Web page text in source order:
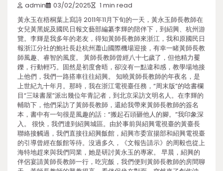
admin 03/02/2025 1 min read
黃永玉在梧桐葉上寫詩 2011年11月下旬的一天，黃永玉師長教師在
女兒黃黑妮及國民日報文藝部編纂李輝的陪伴下，到紹興、杭州游
覽。李輝是我多年的老友，得知黃師長教師來浙江，我和原國民日
報浙江分社的鮑社長赴杭州蕭山國際機場迎接，有幸一睹黃師長教
師風趣、睿智的風度。 黃師長教師曾經八十七歲了，但他精力矍
鑠，行動輕巧。固然是初度會晤，卻沒有一點違和感，教學場地接
上他們，我們一路搭車往往紹興。 知曉黃師長教師的年夜名，是
上世紀九十年月。那時，我在浙江電視臺任務，“周末版”的唸書欄
目“三味書屋”派出幾位年青記者，到北京采訪文明名人。在李輝的
輔助下，他們采訪了黃師長教師，還給我帶來黃師長教師的簽名
本，書中有一句很是風趣的話：“搬起石頭砸他人的腳。”我印象深
入。 很快，我們達到紹興城區。由於事前與紹興電視臺的黃臺長
聯絡接觸過，我們直接往紹興飯館，紹興市委宣揚部和紹興電視臺
的引導曾經在飯館等待。沒過多久，《文報告請示》的周毅也從上
海特地趕來與我們同業，她是研討黃永玉的專家。 早晨，紹興的
伴侶宴請黃師長教師一行，吃完飯，我們便到黃師長教師的房間聊